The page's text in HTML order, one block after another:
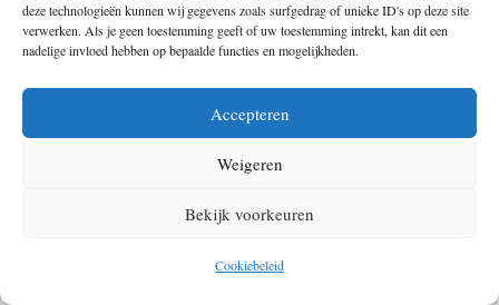
deze technologieën kunnen wij gegevens zoals surfgedrag of unieke ID's op deze site
verwerken. Als je geen toestemming geeft of uw toestemming intrekt, kan dit een
nadelige invloed hebben op bepaalde functies en mogelijkheden.
Accepteren
Weigeren
Bekijk voorkeuren
Cookiebeleid